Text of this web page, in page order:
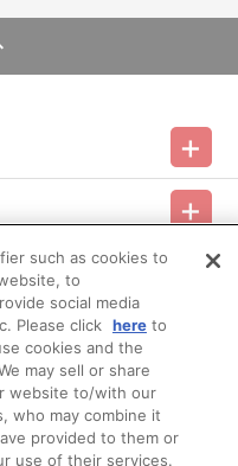
場合がございます。
場合、販売を終了する場合
文のキャンセルや支払い期
いただく場合がございま
～ときめきフォトス
買いは出来ません。
仕様が異なる場合がござい
り、実物と多少異なって見
承ください。
のおそれがある行為がなさ
効とし、且つ今後のお取引
ります。
承り、発送を行います。
の会員登録（無料）が必要
推奨環境
such as cookies to
to
social media
Please click hereto
cookies and the
may sell or share
website to/with our
who may combine it
provided to them or
use of their services.